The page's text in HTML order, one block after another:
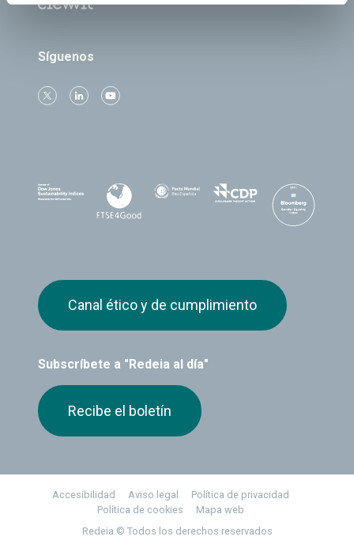
Síguenos
Subscríbete a "Redeia al día"
Recibe el boletín
Canal ético y de cumplimiento
Footer
Accesibilidad Aviso legal
Política de privacidad
Política de cookies
Mapa web
Redeia © Todos los derechos reservados